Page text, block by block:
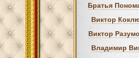
Братья
Виктор
Виктор
Владимир